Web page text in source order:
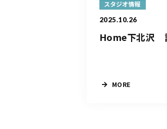
スタジオ情報
2025.10.26
Home下北沢
MORE